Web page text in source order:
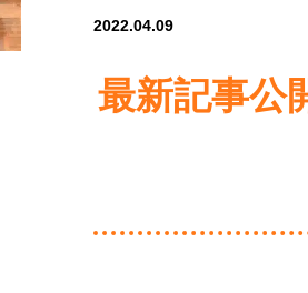
2022.04.09
最新記事公